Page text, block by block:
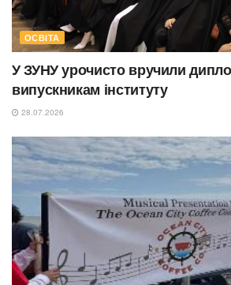
ОСВІТА
У ЗУНУ урочисто вручили
випускникам інституту
28.07.2026